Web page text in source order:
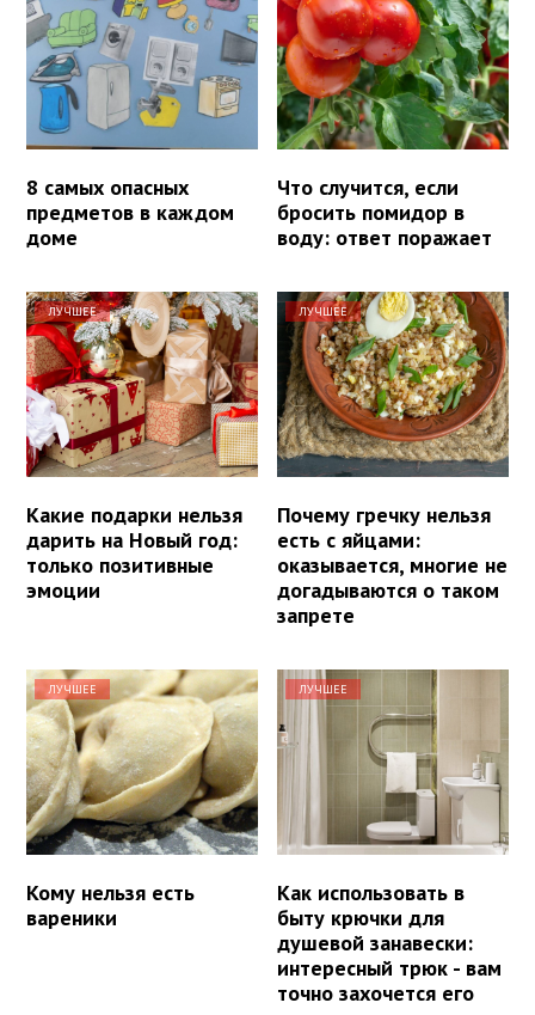
8 самых опасных
предметов в каждом
доме
Что случится, если
бросить помидор в
воду: ответ поражает
ЛУЧШЕЕ
Какие подарки нельзя
дарить на Новый год:
только позитивные
эмоции
ЛУЧШЕЕ
Почему гречку нельзя
есть с яйцами:
оказывается, многие не
догадываются о таком
запрете
ЛУЧШЕЕ
Кому нельзя есть
вареники
ЛУЧШЕЕ
Как использовать в
быту крючки для
душевой занавески:
интересный трюк - вам
точно захочется его